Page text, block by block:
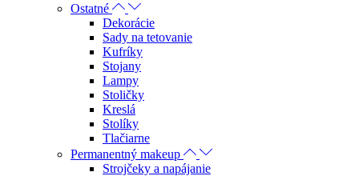
Ostatné
Dekorácie
Sady na tetovanie
Kufríky
Stojany
Lampy
Stoličky
Kreslá
Stolíky
Tlačiarne
Permanentný makeup
Strojčeky a napájanie